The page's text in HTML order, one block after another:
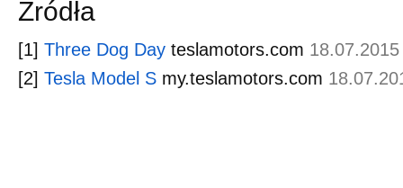
Źródła
[1] Three Dog Day teslamotors.com 18.07.2015
[2] Tesla Model S my.teslamotors.com